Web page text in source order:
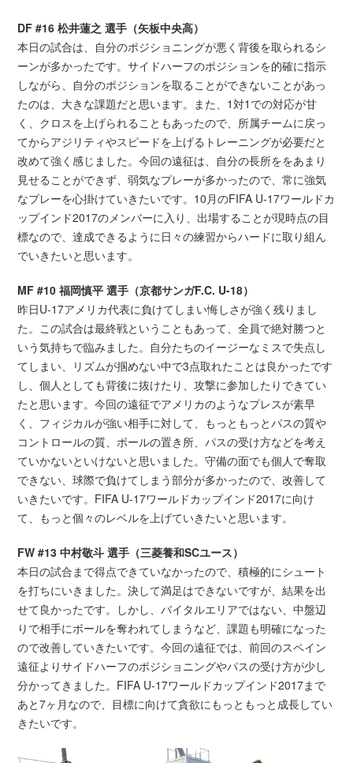
DF #16 松井蓮之 選手（矢板中央高）
本日の試合は、自分のポジショニングが悪く背後を取られるシ
ーンが多かったです。サイドハーフのポジションを的確に指示
しながら、自分のポジションを取ることができないことがあっ
たのは、大きな課題だと思います。また、1対1での対応が甘
く、クロスを上げられることもあったので、所属チームに戻っ
てからアジリティやスピードを上げるトレーニングが必要だと
改めて強く感じました。今回の遠征は、自分の長所ををあまり
見せることができず、弱気なプレーが多かったので、常に強気
なプレーを心掛けていきたいです。10月のFIFA U-17ワールドカ
ップインド2017のメンバーに入り、出場することが現時点の目
標なので、達成できるように日々の練習からハードに取り組ん
でいきたいと思います。
MF #10 福岡慎平 選手（京都サンガF.C. U-18）
昨日U-17アメリカ代表に負けてしまい悔しさが強く残りまし
た。この試合は最終戦ということもあって、全員で絶対勝つと
いう気持ちで臨みました。自分たちのイージーなミスで失点し
てしまい、リズムが掴めない中で3点取れたことは良かったです
し、個人としても背後に抜けたり、攻撃に参加したりできてい
たと思います。今回の遠征でアメリカのようなプレスが素早
く、フィジカルが強い相手に対して、もっともっとパスの質や
コントロールの質、ボールの置き所、パスの受け方などを考え
ていかないといけないと思いました。守備の面でも個人で奪取
できない、球際で負けてしまう部分が多かったので、改善して
いきたいです。FIFA U-17ワールドカップインド2017に向け
て、もっと個々のレベルを上げていきたいと思います。
FW #13 中村敬斗 選手（三菱養和SCユース）
本日の試合まで得点できていなかったので、積極的にシュート
を打ちにいきました。決して満足はできないですが、結果を出
せて良かったです。しかし、バイタルエリアではない、中盤辺
りで相手にボールを奪われてしまうなど、課題も明確になった
ので改善していきたいです。今回の遠征では、前回のスペイン
遠征よりサイドハーフのポジショニングやパスの受け方が少し
分かってきました。FIFA U-17ワールドカップインド2017まで
あと7ヶ月なので、目標に向けて貪欲にもっともっと成長してい
きたいです。